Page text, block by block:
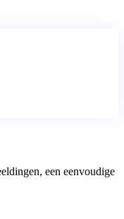
een eenvoudige